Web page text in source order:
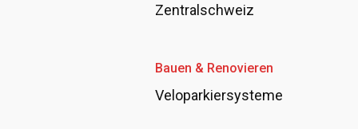
Zentralschweiz
Bauen & Renovieren
Veloparkiersysteme